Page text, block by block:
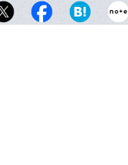
ル歌手・秋川雅史さんがゲスト